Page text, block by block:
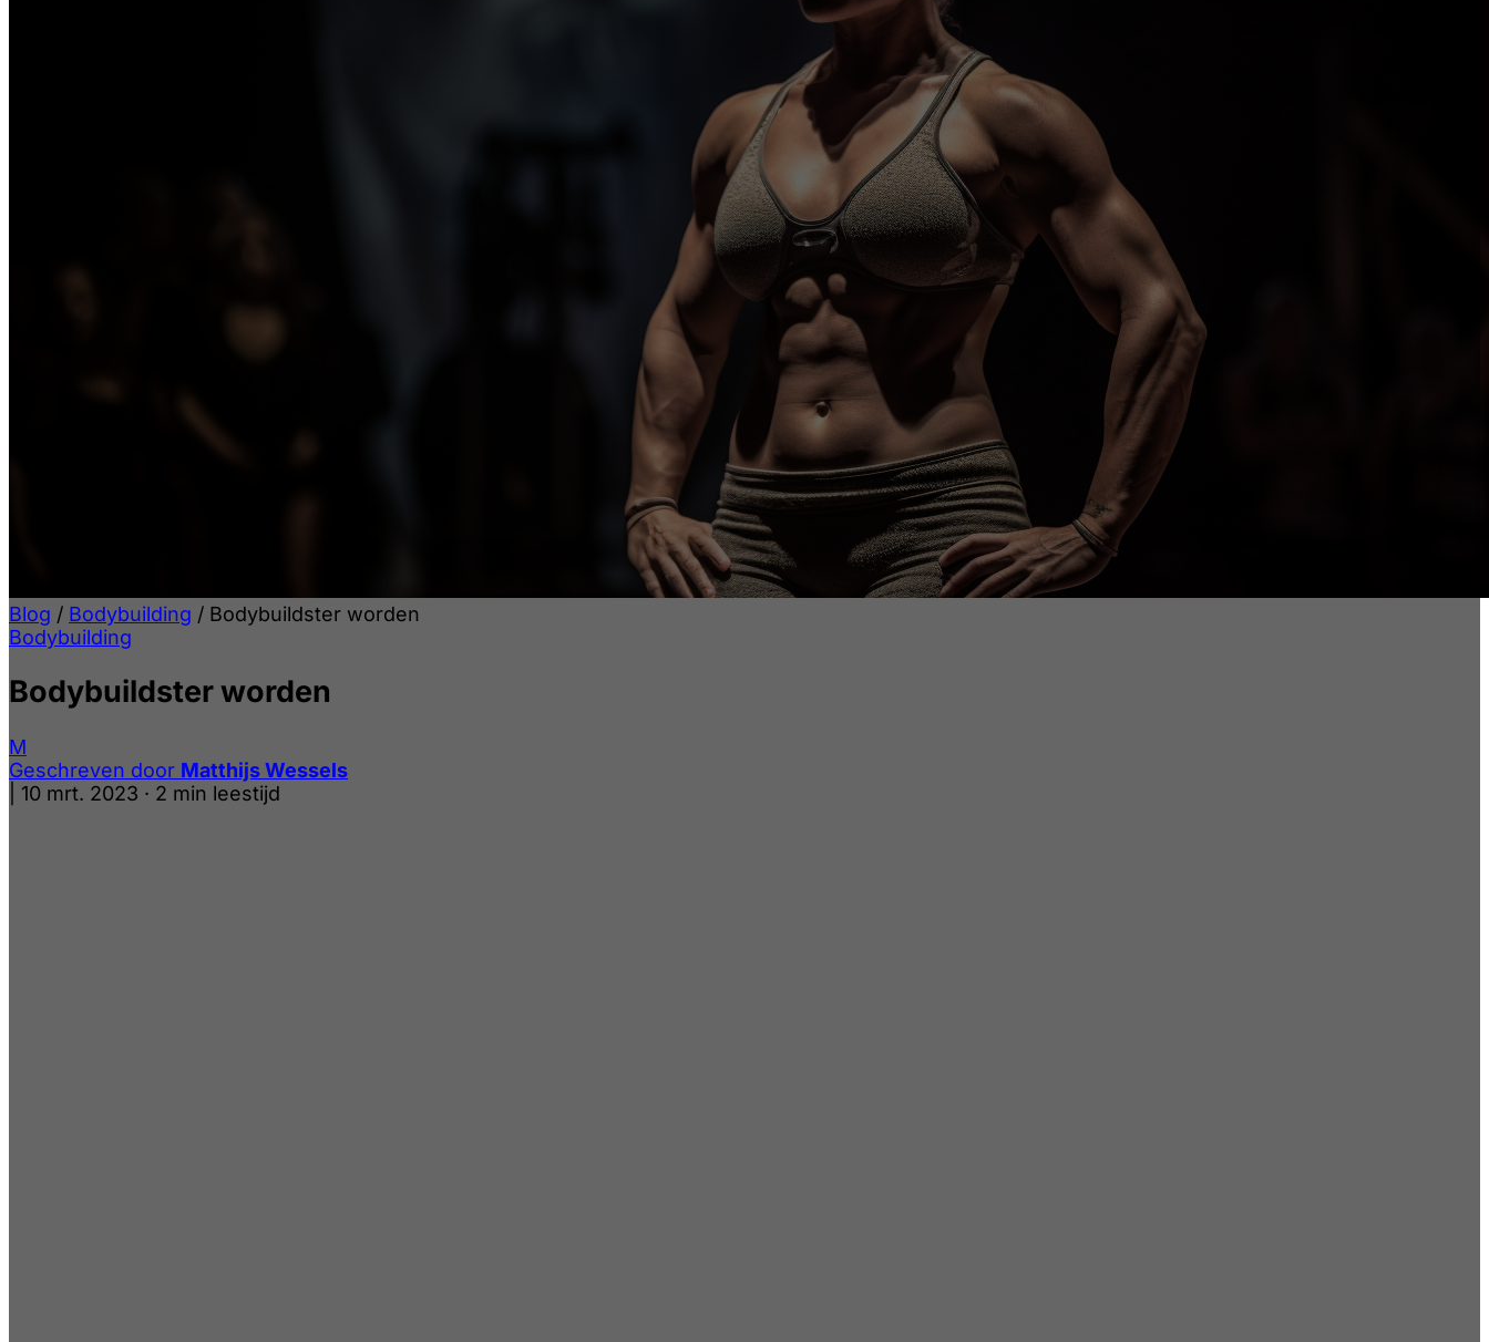
Blog / Bodybuilding / Bodybuildster worden
Bodybuilding
Bodybuildster worden
M
Geschreven door Matthijs Wessels
10 mrt. 2023 · 2 min leestijd